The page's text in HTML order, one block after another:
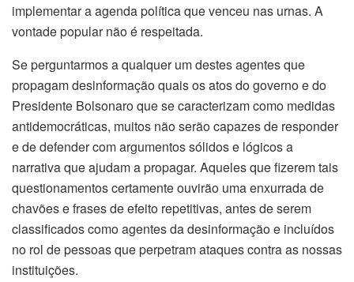
implementar a agenda política que venceu nas urnas. A
vontade popular não é respeitada.
Se perguntarmos a qualquer um destes agentes que
propagam desinformação quais os atos do governo e do
Presidente Bolsonaro que se caracterizam como medidas
antidemocráticas, muitos não serão capazes de responder
e de defender com argumentos sólidos e lógicos a
narrativa que ajudam a propagar. Aqueles que fizerem tais
questionamentos certamente ouvirão uma enxurrada de
chavões e frases de efeito repetitivas, antes de serem
classificados como agentes da desinformação e incluídos
no rol de pessoas que perpetram ataques contra as nossas
instituições.